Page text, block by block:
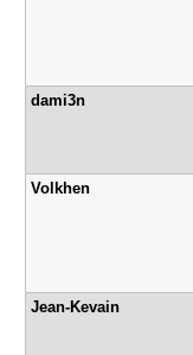
dami3n
Volkhen
Jean-Kevai​n